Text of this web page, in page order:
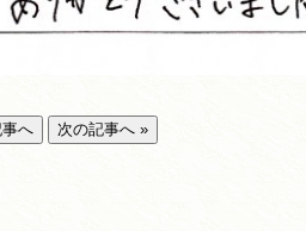
へ 次の記事へ »